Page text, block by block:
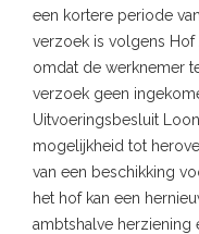
een kortere periode
verzoek is volgens Hof
omdat de werknemer
verzoek geen
Uitvoeringsbesluit
mogelijkheid tot
van een beschikking
het hof kan een
ambtshalve herziening